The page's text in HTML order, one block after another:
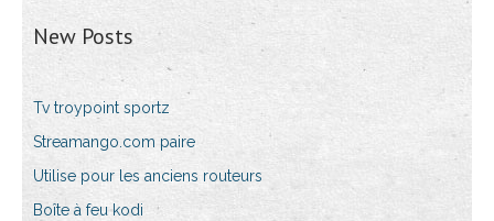
New Posts
Tv troypoint sportz
Streamango.com paire
Utilise pour les anciens routeurs
Boîte à feu kodi